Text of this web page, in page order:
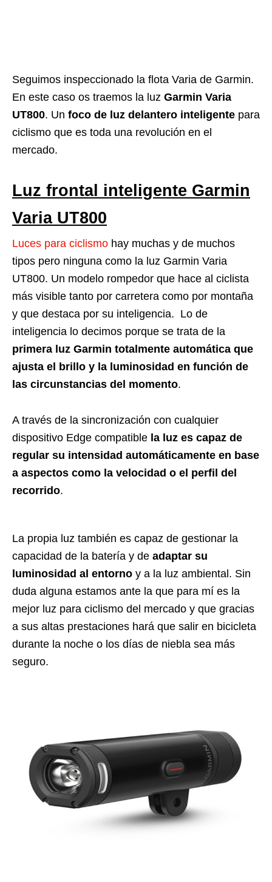
Seguimos inspeccionado la flota Varia de Garmin.
En este caso os traemos la luz Garmin Varia
UT800. Un foco de luz delantero inteligente para
ciclismo que es toda una revolución en el
mercado.
Luz frontal inteligente Garmin
Varia UT800
Luces para ciclismo hay muchas y de muchos
tipos pero ninguna como la luz Garmin Varia
UT800. Un modelo rompedor que hace al ciclista
más visible tanto por carretera como por montaña
y que destaca por su inteligencia. Lo de
inteligencia lo decimos porque se trata de la
primera luz Garmin totalmente automática que
ajusta el brillo y la luminosidad en función de
las circunstancias del momento.
A través de la sincronización con cualquier
dispositivo Edge compatible la luz es capaz de
regular su intensidad automáticamente en base
a aspectos como la velocidad o el perfil del
recorrido.
La propia luz también es capaz de gestionar la
capacidad de la batería y de adaptar su
luminosidad al entorno y a la luz ambiental. Sin
duda alguna estamos ante la que para mí es la
mejor luz para ciclismo del mercado y que gracias
a sus altas prestaciones hará que salir en bicicleta
durante la noche o los días de niebla sea más
seguro.